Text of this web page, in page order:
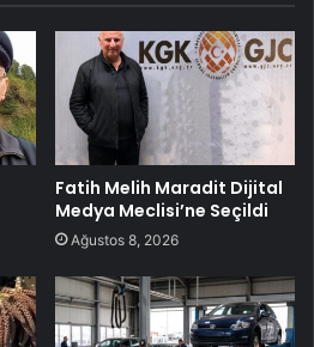
Fatih Melih Maradit Dijital
Medya Meclisi’ne Seçildi
Ağustos 8, 2026